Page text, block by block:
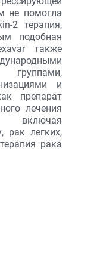
не помогла
2 терапия,
подобная
также
и
препарат
лечения
рак легких,
рака